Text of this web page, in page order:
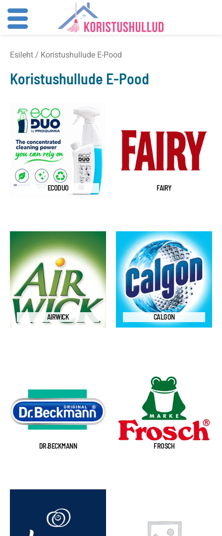
content
Esileht / Koristushullude E-Pood
Koristushullude E-Pood
ECODUO FAIRY
AIRWICK CALGON
DR.BECKMANN FROSCH